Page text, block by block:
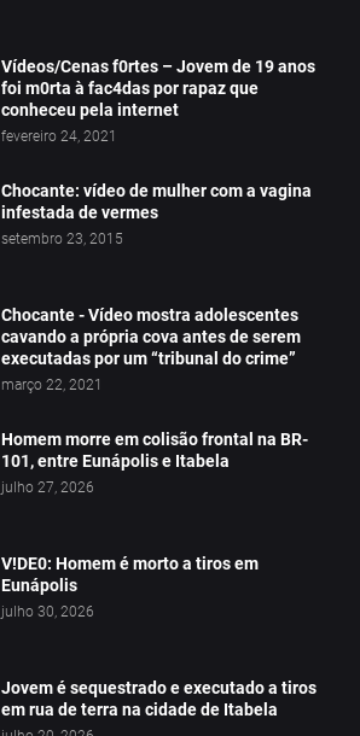
Vídeos/Cenas f0rtes – Jovem de 19 anos
foi m0rta à fac4das por rapaz que
conheceu pela internet
fevereiro 24, 2021
Chocante: vídeo de mulher com a vagina
infestada de vermes
setembro 23, 2015
Chocante - Vídeo mostra adolescentes
cavando a própria cova antes de serem
executadas por um “tribunal do crime”
março 22, 2021
Homem morre em colisão frontal na BR-
101, entre Eunápolis e Itabela
julho 27, 2026
V!DE0: Homem é morto a tiros em
Eunápolis
julho 30, 2026
Jovem é sequestrado e executado a tiros
em rua de terra na cidade de Itabela